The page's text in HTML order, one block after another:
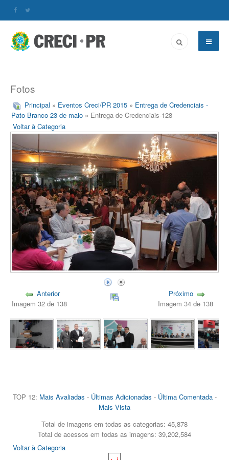
Fotos
Principal » Eventos Creci/PR 2015 » Entrega de Credenciais -
Pato Branco 23 de maio » Entrega de Credenciais-128
Voltar à Categoria
Anterior
Imagem 32 de 138
Próximo
Imagem 34 de 138
TOP 12: Mais Avaliadas - Últimas Adicionadas - Última Comentada-
Mais Vista
Total de imagens em todas as categorias: 45,878
Total de acessos em todas as imagens: 39,202,584
Voltar à Categoria